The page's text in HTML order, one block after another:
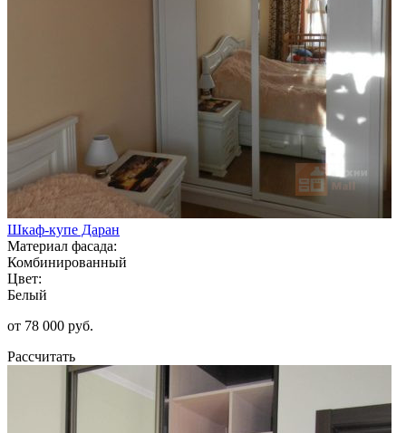
Шкаф-купе Даран
Материал фасада:
Комбинированный
Цвет:
Белый
от 78 000 руб.
Рассчитать